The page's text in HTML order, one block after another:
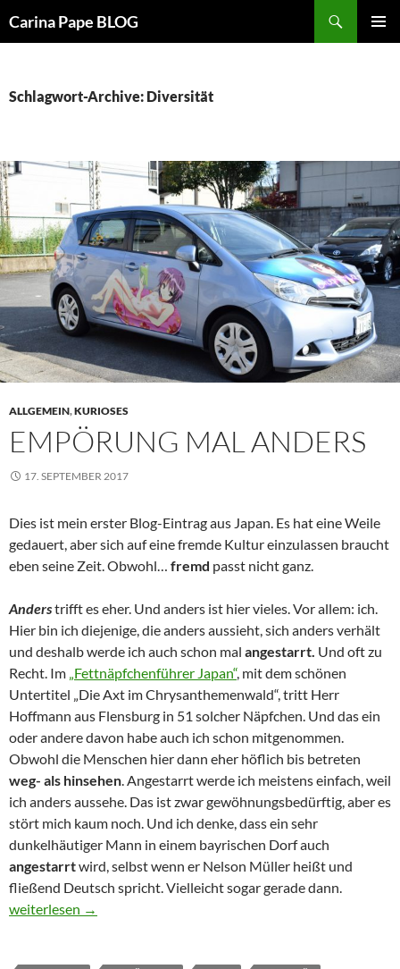
Carina Pape BLOG
Schlagwort-Archive: Diversität
ALLGEMEIN,KURIOSES
EMPÖRUNG MAL ANDERS
17. SEPTEMBER 2017
Dies ist mein erster Blog-Eintrag aus Japan. Es hat eine Weile
gedauert, aber sich auf eine fremde Kultur einzulassen braucht
eben seine Zeit. Obwohl… fremd passt nicht ganz.
Anderstrifft es eher. Und anders ist hier vieles. Vor allem: ich.
Hier bin ich diejenige, die anders aussieht, sich anders verhält
und deshalb werde ich auch schon mal angestarrt. Und oft zu
Recht. Im „Fettnäpfchenführer Japan“, mit dem schönen
Untertitel „Die Axt im Chrysanthemenwald“, tritt Herr
Hoffmann aus Flensburg in 51 solcher Näpfchen. Und das ein
oder andere davon habe auch ich schon mitgenommen.
Obwohl die Menschen hier dann eher höflich bis betreten
weg- als hinsehen. Angestarrt werde ich meistens einfach, weil
ich anders aussehe. Das ist zwar gewöhnungsbedürftig, aber es
stört mich kaum noch. Und ich denke, dass ein sehr
dunkelhäutiger Mann in einem bayrischen Dorf auch
angestarrtwird, selbst wenn er Nelson Müller heißt und
fließend Deutsch spricht. Vielleicht sogar gerade dann.
Empörung mal anders
weiterlesen →